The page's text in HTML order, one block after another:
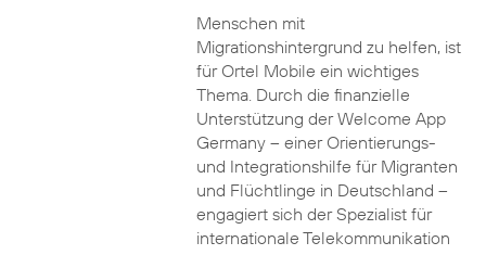
Menschen mit
Migrationshintergrund zu helfen, ist
für Ortel Mobile ein wichtiges
Thema. Durch die finanzielle
Unterstützung der Welcome App
Germany – einer Orientierungs-
und Integrationshilfe für Migranten
und Flüchtlinge in Deutschland –
engagiert sich der Spezialist für
internationale Telekommunikation